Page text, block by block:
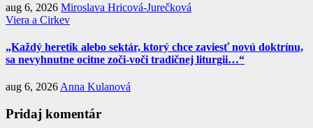
aug 6, 2026 Miroslava Hricová-Jurečková
Viera a Cirkev
„Každý heretik alebo sektár, ktorý chce zaviesť novú doktrínu,
sa nevyhnutne ocitne zoči-voči tradičnej liturgii…“
aug 6, 2026 Anna Kulanová
Pridaj komentár